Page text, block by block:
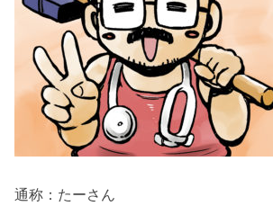
通称：たーさん